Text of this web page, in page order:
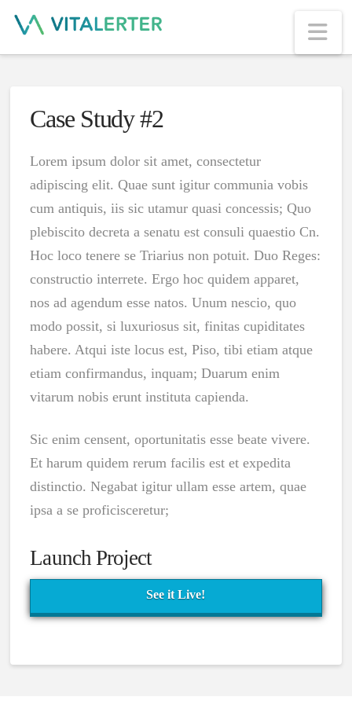
Case Study #2
Lorem ipsum dolor sit amet, consectetur
adipiscing elit. Quae sunt igitur communia vobis
cum antiquis, iis sic utamur quasi concessis; Quo
plebiscito decreta a senatu est consuli quaestio Cn.
Hoc loco tenere se Triarius non potuit. Duo Reges:
constructio interrete. Ergo hoc quidem apparet,
nos ad agendum esse natos. Unum nescio, quo
modo possit, si luxuriosus sit, finitas cupiditates
habere. Atqui iste locus est, Piso, tibi etiam atque
etiam confirmandus, inquam; Duarum enim
vitarum nobis erunt instituta capienda.
Sic enim censent, oportunitatis esse beate vivere.
Et harum quidem rerum facilis est et expedita
distinctio. Negabat igitur ullam esse artem, quae
ipsa a se proficisceretur;
Launch Project
See it Live!